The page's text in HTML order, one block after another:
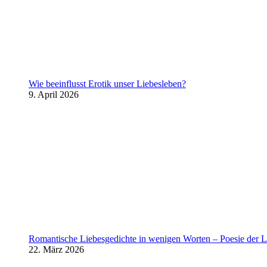
Wie beeinflusst Erotik unser Liebesleben?
9. April 2026
Romantische Liebesgedichte in wenigen Worten – Poesie der
22. März 2026